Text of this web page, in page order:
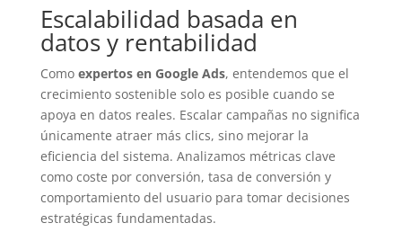
Escalabilidad basada en
datos y rentabilidad
Como expertos en Google Ads, entendemos que el
crecimiento sostenible solo es posible cuando se
apoya en datos reales. Escalar campañas no significa
únicamente atraer más clics, sino mejorar la
eficiencia del sistema. Analizamos métricas clave
como coste por conversión, tasa de conversión y
comportamiento del usuario para tomar decisiones
estratégicas fundamentadas.